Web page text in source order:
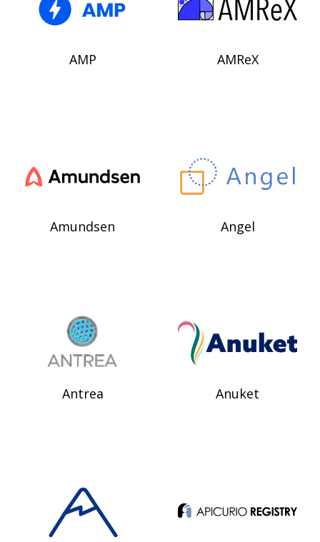
AMP AMReX
Amundsen Angel
Antrea Anuket